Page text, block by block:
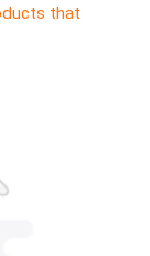
that